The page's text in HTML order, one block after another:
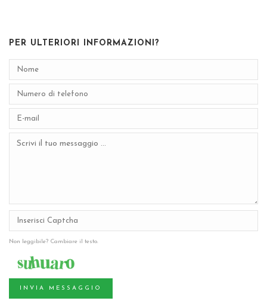
PER ULTERIORI INFORMAZIONI?
Non leggibile? Cambiare il testo.
INVIA MESSAGGIO